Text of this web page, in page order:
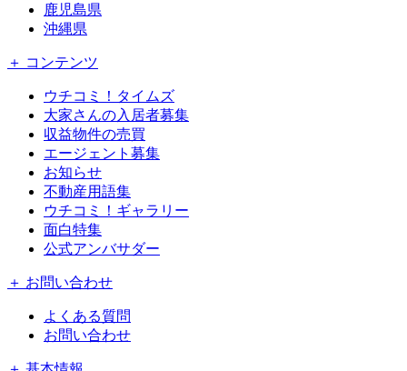
鹿児島県
沖縄県
＋ コンテンツ
ウチコミ！タイムズ
大家さんの入居者募集
収益物件の売買
エージェント募集
お知らせ
不動産用語集
ウチコミ！ギャラリー
面白特集
公式アンバサダー
＋ お問い合わせ
よくある質問
お問い合わせ